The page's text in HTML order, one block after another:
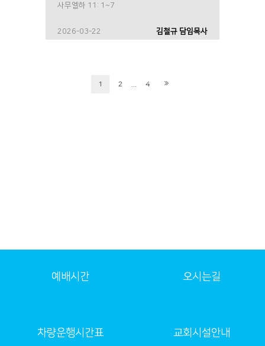
사무엘하 11: 1~7
2026-03-22 김철규 담임목사
1 2 4
예배시간 오시는길
차량운행시간표 교회시설안내